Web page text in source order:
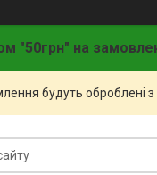
"50грн" на
будуть оброблені